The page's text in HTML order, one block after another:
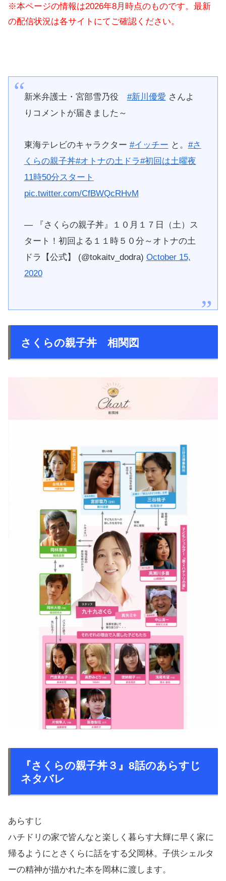
※本ページの情報は2026年8月時点のものです。最新
の配信状況は各サイトにてご確認ください。
新米弁護士・宮部雪乃役 #新川優愛 さんよ
りコメントが届きました～
東海テレビのキャラクター #イッチー と。 #さ
くらの親子丼#オトナの土ドラ#初回は土曜夜
11時50分スタート
pic.twitter.com/CfBWQcRHvM
— 『さくらの親子丼』１０月１７日（土）ス
タート！初回よる１１時５０分～オトナの土
ドラ【公式】 (@tokaitv_dodra) October 15,
2020
さくらの親子丼 相関図
『さくらの親子丼３』8話のあらすじ
ネタバレ
あらすじ
ハチドリの家で皆んなと楽しく暮らす大輝に早く家に
帰るようにとさくらに話をする父岡林。子供シェルタ
ーの精神が描かれた本を岡林に渡します。